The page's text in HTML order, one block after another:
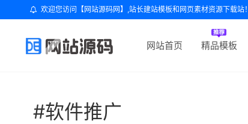
欢迎您访问【网站源码网】,站长建站模板和网页素材资源下载站！
网站首页 精品模板
#软件推广